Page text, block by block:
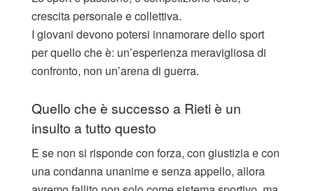
crescita personale e collettiva.
I giovani devono potersi innamorare dello sport
per quello che è: un’esperienza meravigliosa di
confronto, non un’arena di guerra.
Quello che è successo a Rieti è un
insulto a tutto questo
E se non si risponde con forza, con giustizia e con
una condanna unanime e senza appello, allora